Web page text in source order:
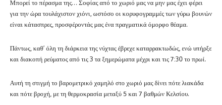
Μπορεί το πέρασμα της… Σοφίας από το χωριό μας να μην μας έχει φέρει
για την ώρα τουλάχιστον χιόνι, ωστόσο οι κορυφογραμμές των γύρω βουνών
είναι κάτασπρες, προσφέροντάς μας ένα πραγματικά όμορφο θέαμα.
Πάντως, καθ’ όλη τη διάρκεια της νύχτας έβρεχε καταρρακτωδώς, ενώ υπήρξε
και διακοπή ρεύματος από τις 3 τα ξημερώματα μέχρι και τις 7:30 το πρωί.
Αυτή τη στιγμή το βαρομετρικό χαμηλό στο χωριό μας δίνει πότε λιακάδα
και πότε βροχή, με τη θερμοκρασία μεταξύ 5 και 7 βαθμών Κελσίου.